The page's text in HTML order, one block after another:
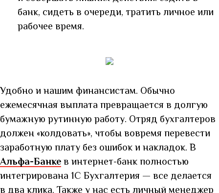
банк, сидеть в очереди, тратить личное или
рабочее время.
Удобно и нашим финансистам. Обычно
ежемесячная выплата превращается в долгую
бумажную рутинную работу. Отряд бухгалтеров
должен «колдовать», чтобы вовремя перевести
заработную плату без ошибок и накладок. В
Альфа-Банке в интернет-банк полностью
интегрирована 1С Бухгалтерия — все делается
в два клика. Также у нас есть личный менеджер